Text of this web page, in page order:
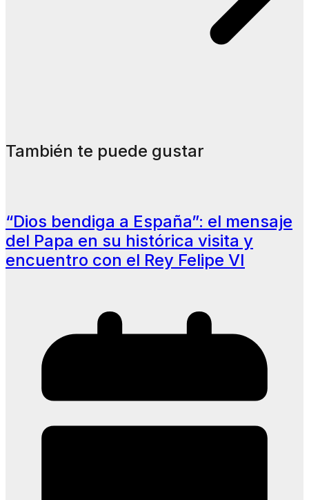
También te puede gustar
“Dios bendiga a España”: el mensaje
del Papa en su histórica visita y
encuentro con el Rey Felipe VI